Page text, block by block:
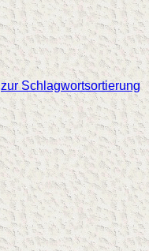
zur Schlagwortsortierung